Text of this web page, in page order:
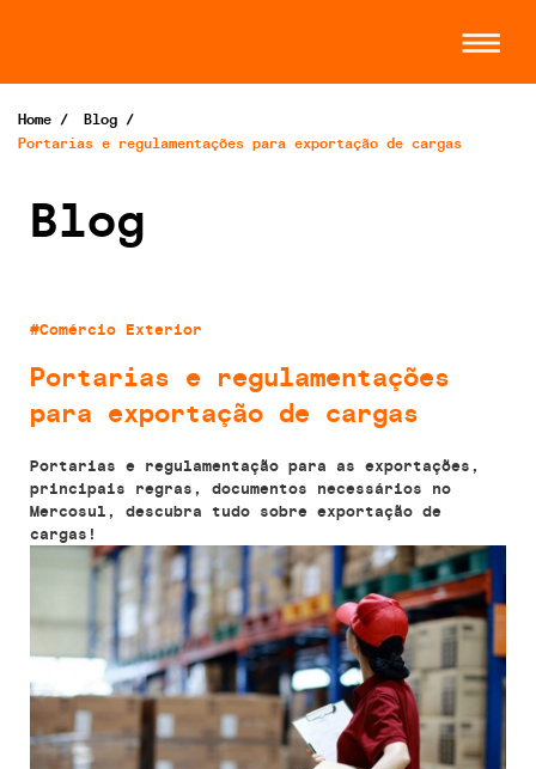
Home / Blog /
Portarias e regulamentações para exportação de cargas
Blog
#Comércio Exterior
Portarias e regulamentações
para exportação de cargas
Portarias e regulamentação para as exportações,
principais regras, documentos necessários no
Mercosul, descubra tudo sobre exportação de
cargas!